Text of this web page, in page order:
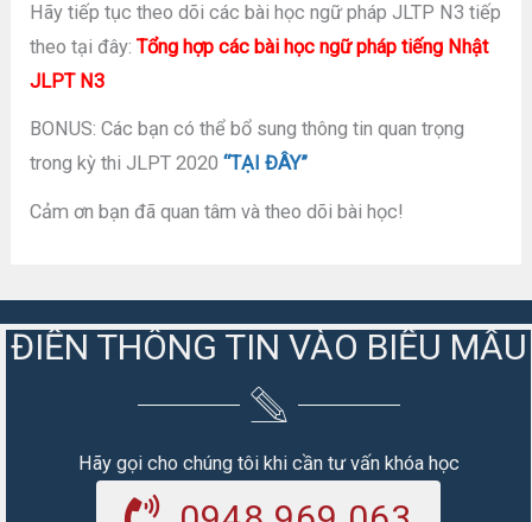
Hãy tiếp tục theo dõi các bài học ngữ pháp JLTP N3 tiếp
theo tại đây:Tổng hợp các bài học ngữ pháp tiếng Nhật
JLPT N3
BONUS: Các bạn có thể bổ sung thông tin quan trọng
trong kỳ thi JLPT 2020“TẠI ĐÂY”
Cảm ơn bạn đã quan tâm và theo dõi bài học!
ĐIỀN THÔNG TIN VÀO BIỂU MẪU
Hãy gọi cho chúng tôi khi cần tư vấn khóa học